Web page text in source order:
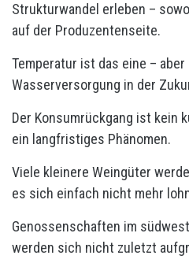
Strukturwandel erleben –
auf der Produzentenseite.
Temperatur ist das eine –
Wasserversorgung in der
Der Konsumrückgang ist kein
ein langfristiges Phänomen.
Viele kleinere Weingüter
es sich einfach nicht mehr
Genossenschaften im
werden sich nicht zuletzt